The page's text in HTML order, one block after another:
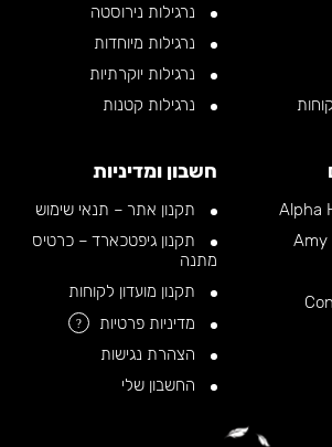
נרגילות נירוסטה
נרגילות מיוחדות
נרגילות יוקרתיות
נרגילות קטנות
חשבון ומדיניות
תקנון אתר – תנאי שימוש
תקנון גיפטכארד – כרטיס
מתנה
תקנון מועדון לקוחות
מדיניות פרטיות
?
הצהרת נגישות
החשבון שלי